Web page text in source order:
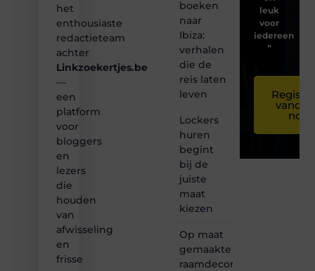
het
enthousiaste
redactieteam
achter
Linkzoekertjes.be
—
een
platform
voor
bloggers
en
lezers
die
houden
van
afwisseling
en
frisse
boeken
naar
Ibiza:
verhalen
die de
reis laten
leven
Lockers
huren
begint
bij de
juiste
maat
kiezen
Op maat
gemaakte
raamdecoratie
leuk
voor
iedereen
❞
nog